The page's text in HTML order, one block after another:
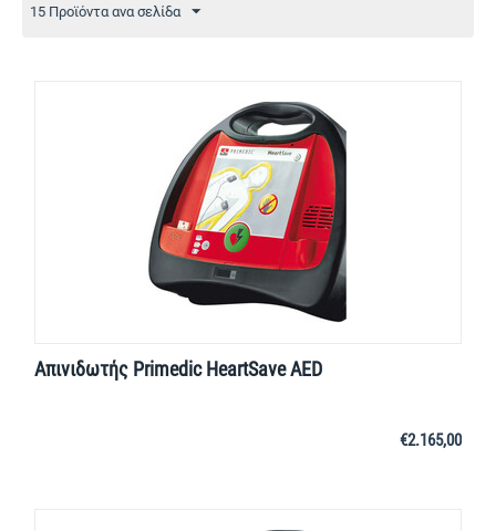
15 Προϊόντα ανα σελίδα
Απινιδωτής Primedic HeartSave AED
€2.165,00